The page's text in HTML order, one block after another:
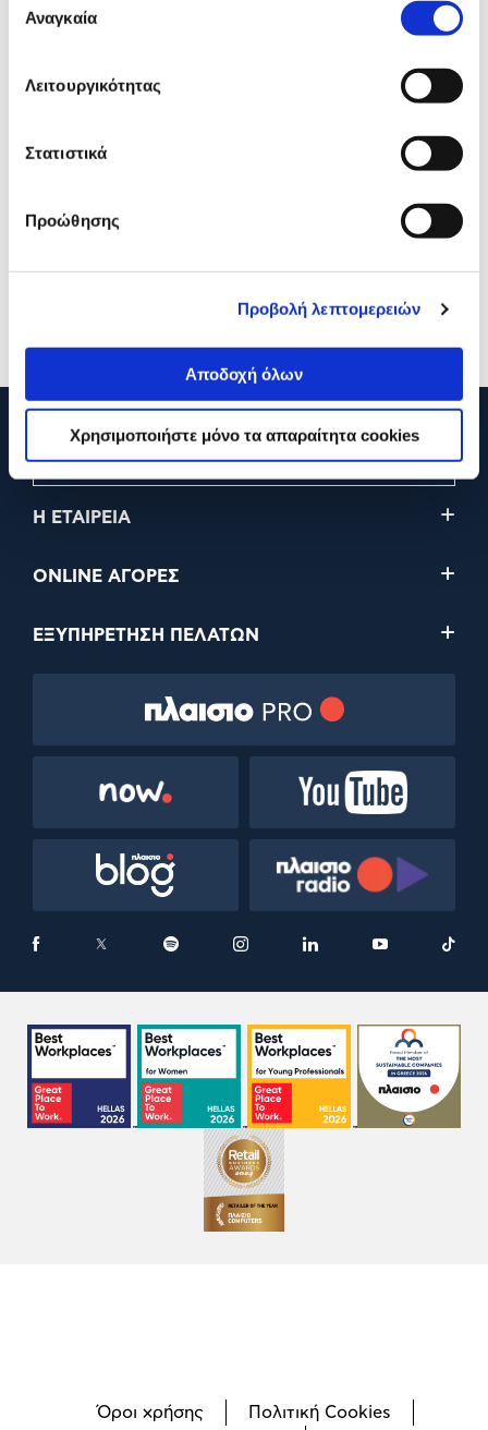
συγκατάθεσης
Αναγκαία
Λειτουργικότητας
Στατιστικά
Προώθησης
Προβολή λεπτομερειών
Αποδοχή όλων
Χρησιμοποιήστε μόνο τα απαραίτητα cookies
και κολλάω
Προσθήκη
Η ΕΤΑΙΡΕΙΑ
ONLINE ΑΓΟΡΕΣ
ΕΞΥΠΗΡΕΤΗΣΗ ΠΕΛΑΤΩΝ
Όροι χρήσης
Πολιτική Cookies